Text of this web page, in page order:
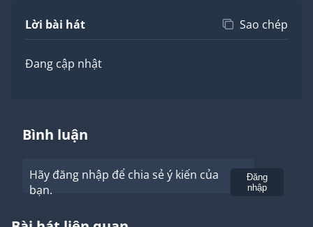
Lời bài hát Sao chép
Đang cập nhật
Bình luận
Hãy đăng nhập để chia sẻ ý kiến của
bạn.
Đăng
nhập